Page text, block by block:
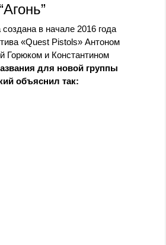
в начале 2016 года
«Quest Pistols» Антоном
Горюком и Константином
для новой группы
объяснил так: